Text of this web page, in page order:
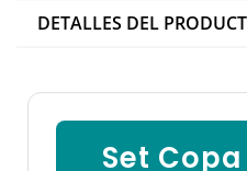
DETALLES DEL
Set